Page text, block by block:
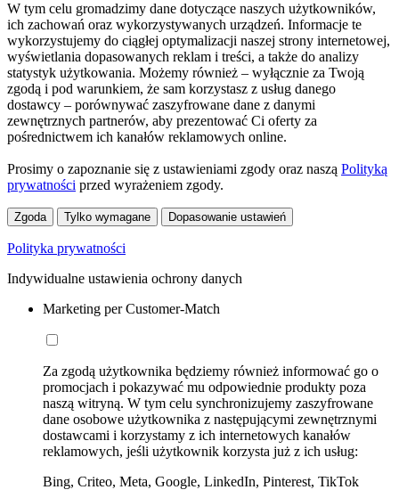
W tym celu gromadzimy dane dotyczące naszych użytkowników,
ich zachowań oraz wykorzystywanych urządzeń. Informacje te
wykorzystujemy do ciągłej optymalizacji naszej strony internetowej,
wyświetlania dopasowanych reklam i treści, a także do analizy
statystyk użytkowania. Możemy również – wyłącznie za Twoją
zgodą i pod warunkiem, że sam korzystasz z usług danego
dostawcy – porównywać zaszyfrowane dane z danymi
zewnętrznych partnerów, aby prezentować Ci oferty za
pośrednictwem ich kanałów reklamowych online.
Prosimy o zapoznanie się z ustawieniami zgody oraz naszą Polityką
prywatności przed wyrażeniem zgody.
Zgoda Tylko wymagane Dopasowanie ustawień
Polityka prywatności
Indywidualne ustawienia ochrony danych
Marketing per Customer-Match
Za zgodą użytkownika będziemy również informować go o
promocjach i pokazywać mu odpowiednie produkty poza
naszą witryną. W tym celu synchronizujemy zaszyfrowane
dane osobowe użytkownika z następującymi zewnętrznymi
dostawcami i korzystamy z ich internetowych kanałów
reklamowych, jeśli użytkownik korzysta już z ich usług:
Bing, Criteo, Meta, Google, LinkedIn, Pinterest, TikTok